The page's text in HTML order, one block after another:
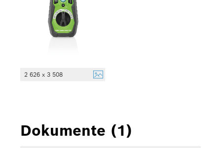
2 626 x 3 508
Dokumente (1)